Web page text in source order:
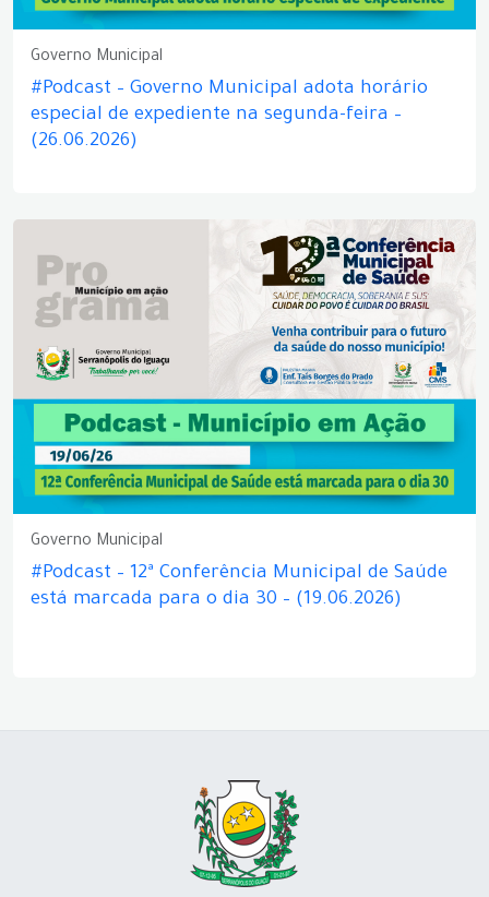
Governo Municipal
#Podcast – Governo Municipal adota horário
especial de expediente na segunda-feira –
(26.06.2026)
Governo Municipal
#Podcast – 12ª Conferência Municipal de Saúde
está marcada para o dia 30 – (19.06.2026)